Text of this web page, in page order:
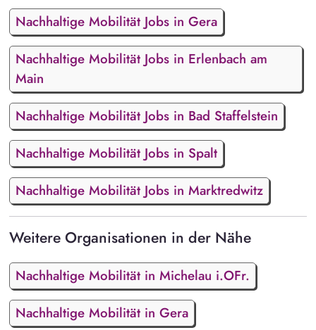
Nachhaltige Mobilität Jobs in Gera
Nachhaltige Mobilität Jobs in Erlenbach am
Main
Nachhaltige Mobilität Jobs in Bad Staffelstein
Nachhaltige Mobilität Jobs in Spalt
Nachhaltige Mobilität Jobs in Marktredwitz
Weitere Organisationen in der Nähe
Nachhaltige Mobilität in Michelau i.OFr.
Nachhaltige Mobilität in Gera